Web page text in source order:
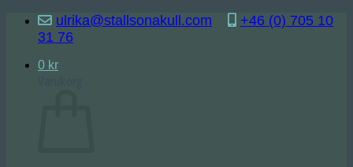
Skip
content
ulrika@stallsonakull.com
+46 (0) 705 10
31 76
0 kr